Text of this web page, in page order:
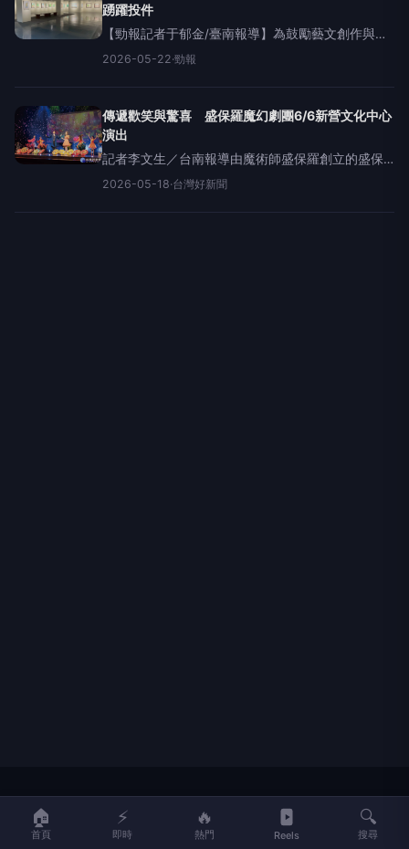
踴躍投件
【勁報記者于郁金/臺南報導】為鼓勵藝文創作與推
廣視覺藝術，新營文化中心將於115年6月1日至6月
創作者、藝文團體與學校單位踴躍投件，共同打造
多元豐富的
2026-05-22·勁報
傳遞歡笑與驚喜 盛保羅魔幻劇團6/6新營文化中心
演出
記者李文生／台南報導由魔術師盛保羅創立的盛保
羅魔幻劇團，長年深耕台灣魔術藝術推廣與親子教
劇團將於6月6日下午2時30分起，於新營文化中心
2026-05-18·台灣好新聞
LIFE
LIFE 生活網是台灣領先的生活資訊平台，提供即時新聞、生活、健康、
🏠
首頁
⚡
即時
🔥
熱門 Reels
🔍
搜尋